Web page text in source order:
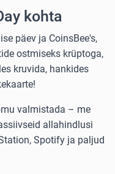
kohta
päev ja CoinsBee's,
ostmiseks krüptoga,
kruvida, hankides
valmistada – me
allahindlusi
Spotify ja paljud